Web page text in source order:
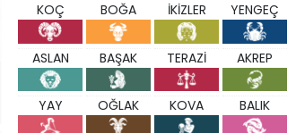
KOÇ BOĞA İKİZLER YENGEÇ
ASLAN BAŞAK TERAZİ AKREP
YAY OĞLAK KOVA BALIK